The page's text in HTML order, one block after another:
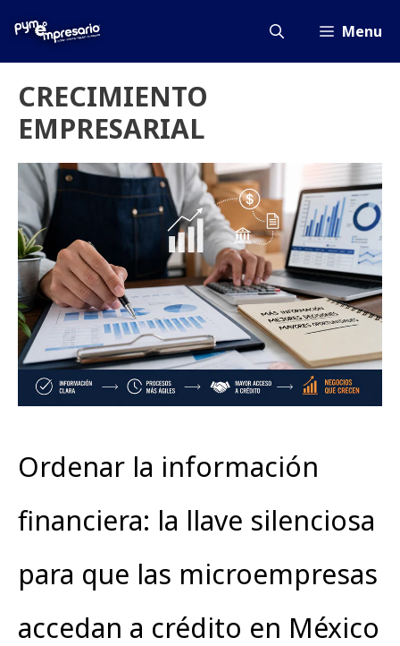
Menu
CRECIMIENTO
EMPRESARIAL
Ordenar la información
financiera: la llave silenciosa
para que las microempresas
accedan a crédito en México